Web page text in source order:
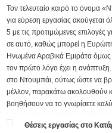
Τον τελευταίο καιρό το όνομα
για εύρεση εργασίας ακούγεται
5 με τις προτιμώμενες επιλογές
σε αυτό, καθώς μπορεί η Ευρώπη
Ηνωμένα Αραβικά Εμιράτα όμως
τον πρώτο λόγο έχει η ανάπτυξη.
στο Ντουμπάι, ούτως ώστε να
μέλλον, παρακάτω ακολουθούν
βοηθήσουν να το γνωρίσετε
Θέσεις εργασίας στο